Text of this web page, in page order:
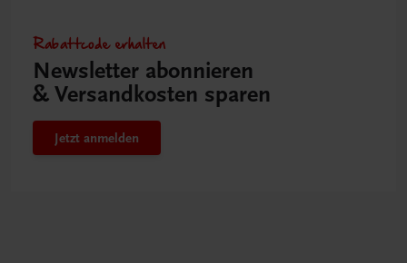
Rabattcode erhalten
Newsletter abonnieren
& Versandkosten sparen
Jetzt anmelden